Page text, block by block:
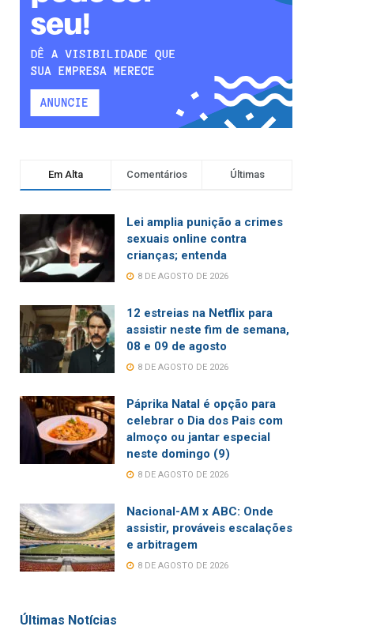
Em Alta Comentários Últimas
Lei amplia punição a crimes
sexuais online contra
crianças; entenda
8 DE AGOSTO DE 2026
12 estreias na Netflix para
assistir neste fim de semana,
08 e 09 de agosto
8 DE AGOSTO DE 2026
Páprika Natal é opção para
celebrar o Dia dos Pais com
almoço ou jantar especial
neste domingo (9)
8 DE AGOSTO DE 2026
Nacional-AM x ABC: Onde
assistir, prováveis escalações
e arbitragem
8 DE AGOSTO DE 2026
Últimas Notícias